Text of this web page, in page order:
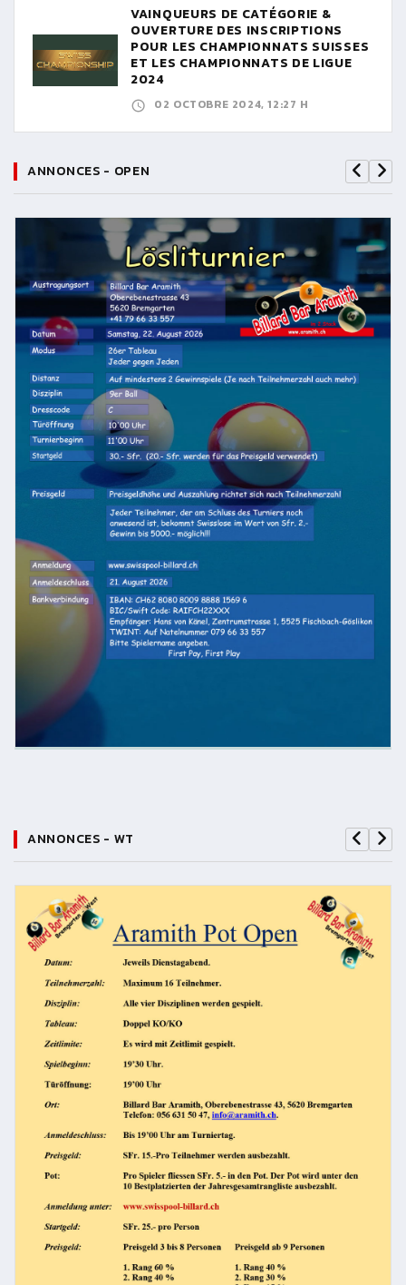
VAINQUEURS DE CATÉGORIE &
OUVERTURE DES INSCRIPTIONS
POUR LES CHAMPIONNATS SUISSES
ET LES CHAMPIONNATS DE LIGUE
2024
02 OCTOBRE 2024, 12:27 H
ANNONCES - OPEN
ANNONCES - WT